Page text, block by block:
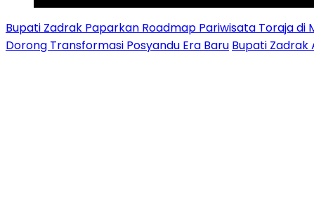
Bupati Zadrak Paparkan Roadmap Pariwisata Toraja di
Dorong Transformasi Posyandu Era Baru Bupati Zadrak